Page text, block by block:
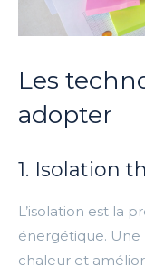
Les
adopter
1. Isolation
L’isolation est la
énergétique. Une
chaleur et